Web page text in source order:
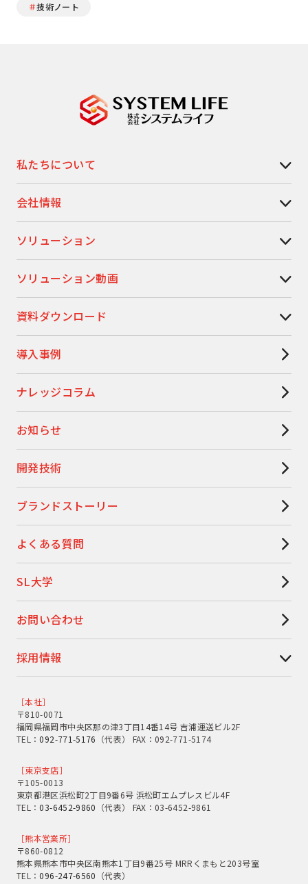
＃技術ノート
私たちについて
会社情報
ソリューション
ソリューション動画
資料ダウンロード
導入事例
ナレッジコラム
お知らせ
開発技術
ブランドストーリー
よくある質問
SL大学
お問い合わせ
採用情報
［本社］
〒810-0071
福岡県福岡市中央区那の津3丁目14番14号 吉浦運送ビル2F
TEL：092-771-5176 （代表） FAX：092-771-5174
［東京支店］
〒105-0013
東京都港区浜松町2丁目9番6号 浜松町エムプレスビル4F
TEL：03-6452-9860 （代表） FAX：03-6452-9861
［熊本営業所］
〒860-0812
熊本県熊本市中央区南熊本1丁目9番25号 MRRくまもと203号室
TEL：096-247-6560 （代表）